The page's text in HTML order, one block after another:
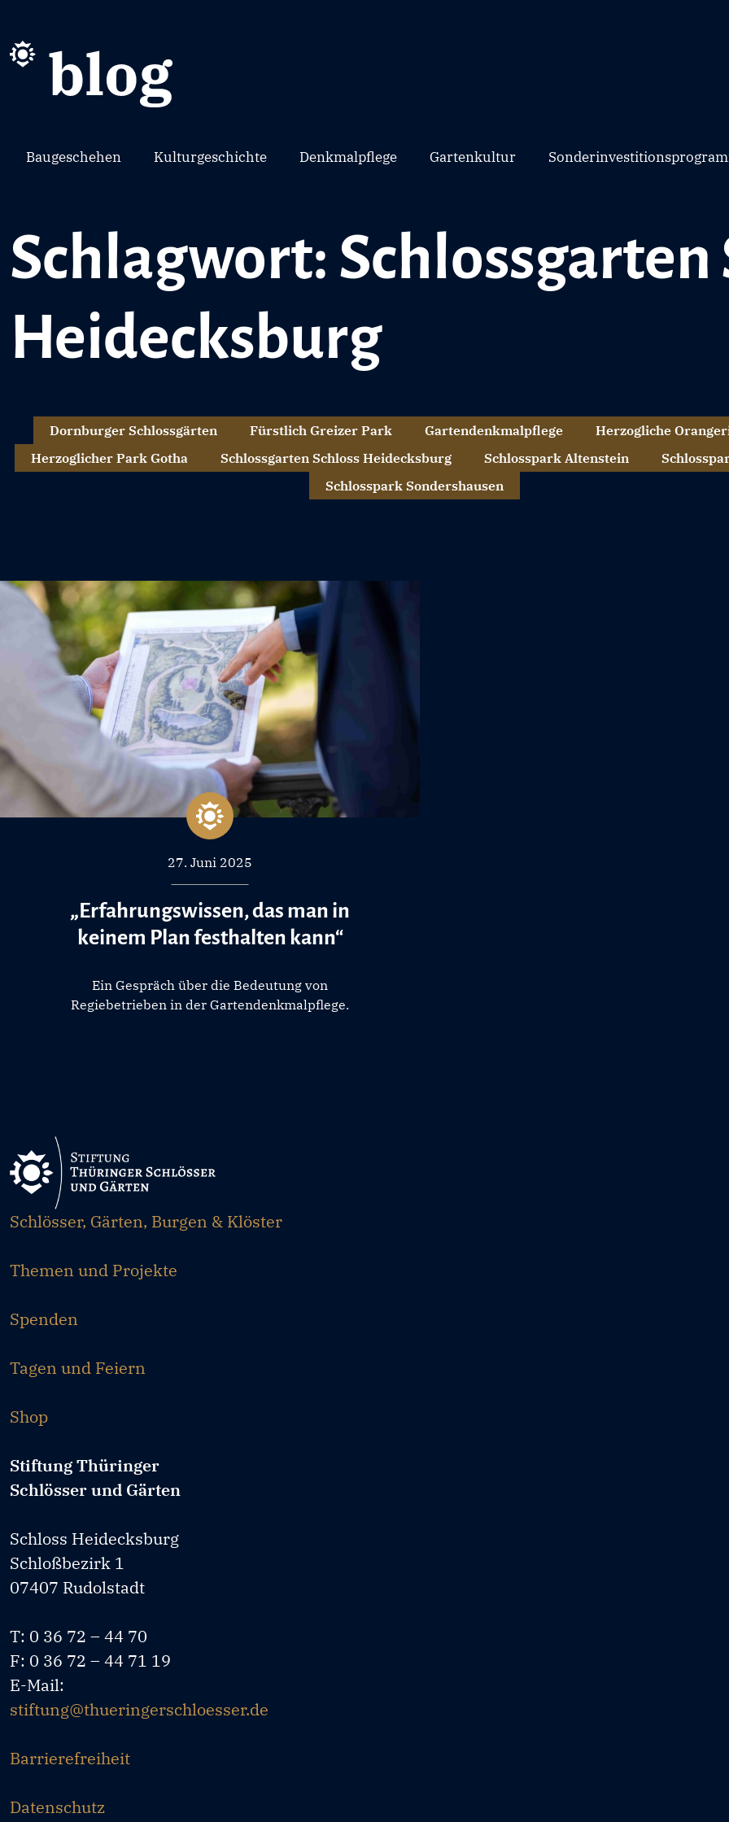
Baugeschehen Kulturgeschichte Denkmalpflege Gartenkultur
Schlagwort: Schlossgarten
Heidecksburg
Dornburger Schlossgärten Fürstlich Greizer Park Gartendenkmalpflege
Herzogliche
Herzoglicher Park Gotha
Schlossgarten Schloss Heidecksburg Schlosspark Altenstein
Schlosspark Sondershausen
27. Juni 2025
„Erfahrungswissen, das man in
keinem Plan festhalten kann“
Ein Gespräch über die Bedeutung von
Regiebetrieben in der Gartendenkmalpflege.
Schlösser, Gärten, Burgen & Klöster
Themen und Projekte
Spenden
Tagen und Feiern
Shop
Stiftung Thüringer
Schlösser und Gärten
Schloss Heidecksburg
Schloßbezirk 1
07407 Rudolstadt
T: 0 36 72 – 44 70
F: 0 36 72 – 44 71 19
E-Mail:
stiftung@thueringerschloesser.de
Barrierefreiheit
Datenschutz